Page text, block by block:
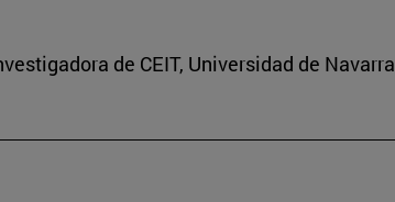
de CEIT, Universidad de Navarra